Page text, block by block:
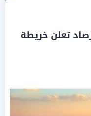
تعلن خريطة